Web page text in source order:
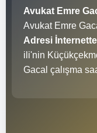
Avukat Emre
Avukat Emre
Adresi İnternette
ili'nin
Gacal çalışma